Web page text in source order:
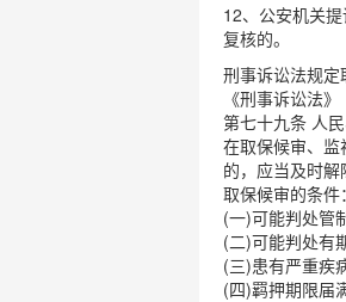
12、公安机关
复核的。
刑事诉讼法规定
《刑事诉讼法》
第七十九条 人
在取保候审、
的，应当及时
取保候审的条件：
(一)可能判处管
(二)可能判处有
(三)患有严重疾
(四)羁押期限届